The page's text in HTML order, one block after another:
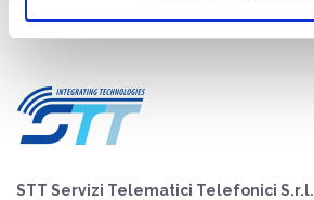
STT Servizi Telematici Telefonici S.r.l.